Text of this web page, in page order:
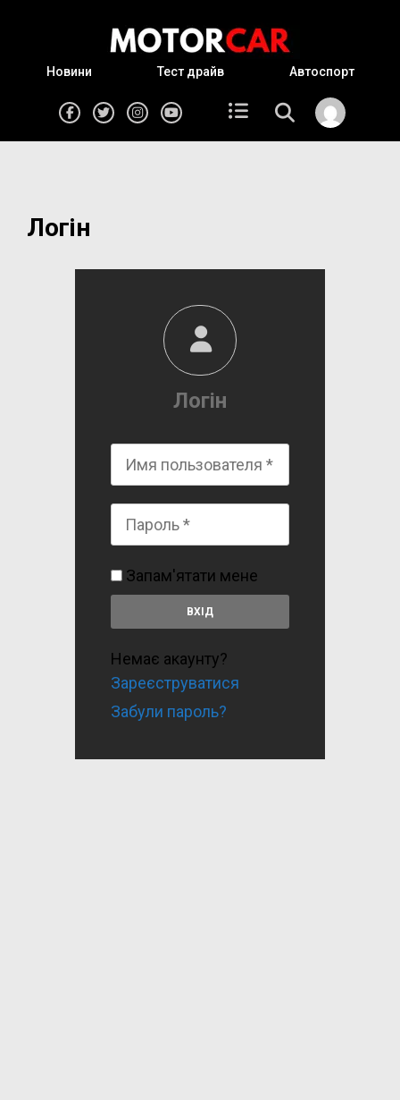
Новини Тест драйв Автоспорт
Логін
Логін
Запам'ятати мене
Немає акаунту?
Зареєструватися
Забули пароль?